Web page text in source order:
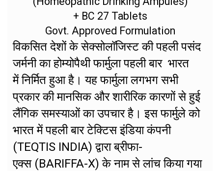
+ BC 27 Tablets
Govt. Approved Formulation
विकसित देशों के सेक्सोलॉजिस्ट की पहली पसंद
जर्मनी का होम्योपैथी फार्मुला पहली बार भारत
में निर्मित हुआ है। यह फार्मुला लगभग सभी
प्रकार की मानसिक और शारीरिक कारणों से हुई
लैंगिक समस्याओं का उपचार है। इस फार्मुले को
भारत में पहली बार टेक्टिस इंडिया कंपनी
(TEQTIS INDIA) द्वारा ब्रीफा-
एक्स (BARIFFA-X) के नाम से लांच किया गया